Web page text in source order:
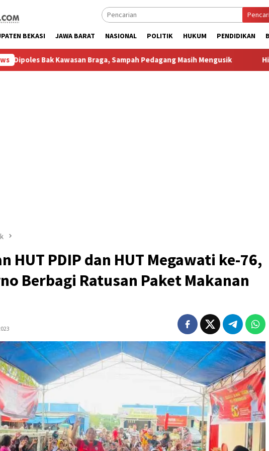
BEKASI JAWA BARAT NASIONAL POLITIK HUKUM PENDIDIKAN
Braga, Sampah Pedagang Masih Mengusik Hilang 5 Bulan,
HUT PDIP dan HUT Megawati ke-76,
Berbagi Ratusan Paket Makanan